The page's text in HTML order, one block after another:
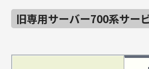
旧専用サーバー700系サー